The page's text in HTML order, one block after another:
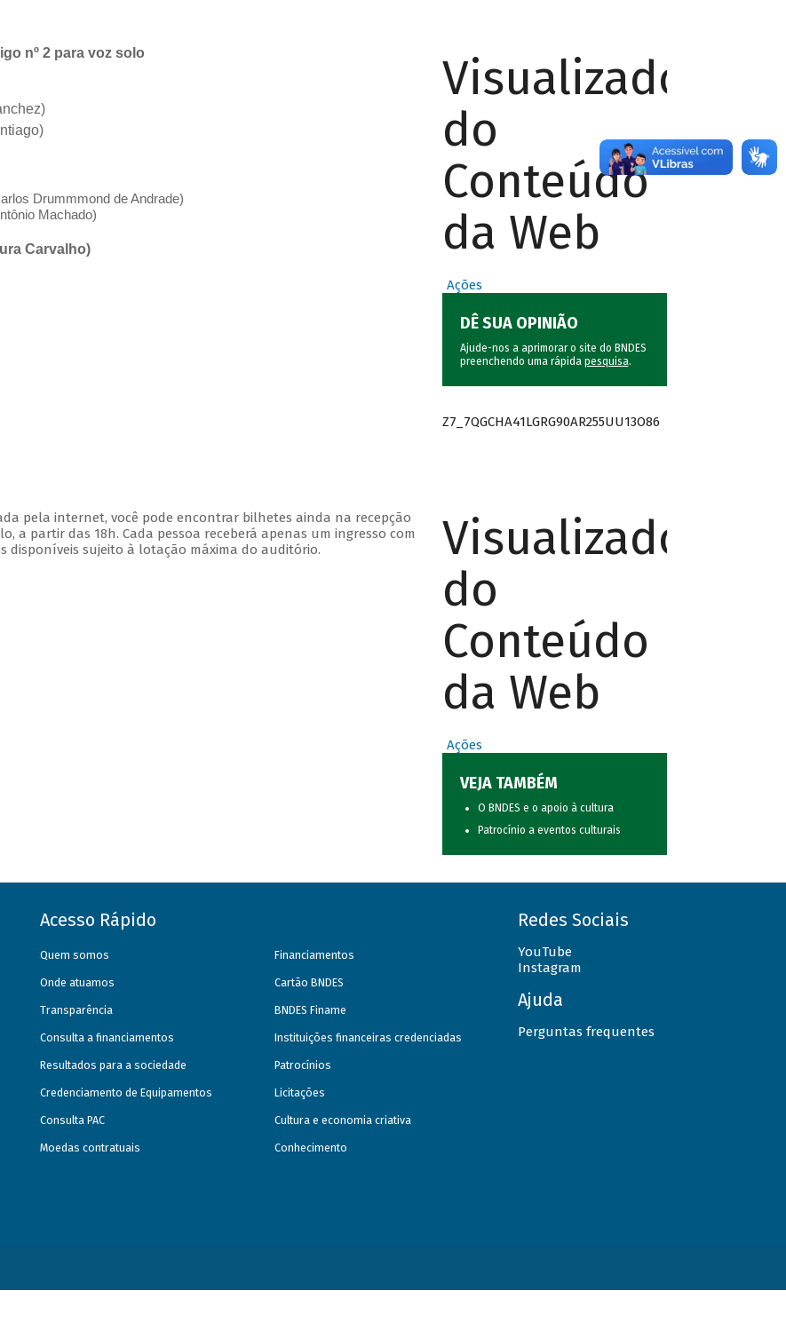
nº 2 para voz solo
Drummmond de Andrade)
Machado)
Carvalho)
pela internet, você pode encontrar bilhetes ainda na recepção
a partir das 18h. Cada pessoa receberá apenas um ingresso com
disponíveis sujeito à lotação máxima do auditório.
Visualizador
do
Conteúdo
da Web
Ações
DÊ SUA OPINIÃO
Ajude-nos a aprimorar o site do BNDES
preenchendo uma rápida pesquisa.
Z7_7QGCHA41LGRG90AR255UU13O86
Visualizador
do
Conteúdo
da Web
Ações
VEJA TAMBÉM
O BNDES e o apoio à cultura
Patrocínio a eventos culturais
Acesso Rápido
Quem somos
Onde atuamos
Transparência
Consulta a financiamentos
Resultados para a sociedade
Credenciamento de Equipamentos
Consulta PAC
Moedas contratuais
Financiamentos
Cartão BNDES
BNDES Finame
Instituições financeiras credenciadas
Patrocínios
Licitações
Cultura e economia criativa
Conhecimento
Redes Sociais
YouTube
Instagram
Ajuda
Perguntas frequentes